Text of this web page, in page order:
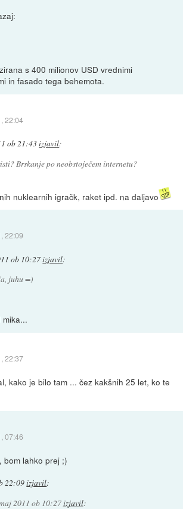
s 400 milionov USD vrednimi
in fasado tega behemota.
22:04
ob 21:43izjavil:
Brskanje po neobstoječem internetu?
nuklearnih igračk, raket ipd. na daljavo
22:09
ob 10:27izjavil:
juhu =)
22:37
kako je bilo tam ... čez kakšnih 25 let, ko te
07:46
bom lahko prej ;)
22:09izjavil:
2011 ob 10:27izjavil: